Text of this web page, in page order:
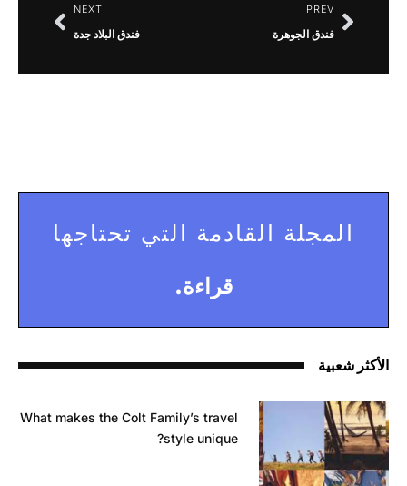
PREV
فندق الجوهرة
NEXT
فندق البلاد جدة
المجلة القادمة التي تحتاجها
قراءة.
الأكثر شعبية
What makes the Colt Family’s travel
style unique?